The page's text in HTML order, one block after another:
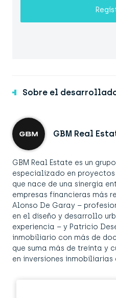
Sobre el
GBM Real
GBM Real Estate es un
especializado en
que nace de una sinergia
empresas financieras más
Alonso De Garay –
en el diseño y desarrollo
experiencia – y Patricio
inmobiliario con más de
que suma más de treinta y
en inversiones inmobiliarias